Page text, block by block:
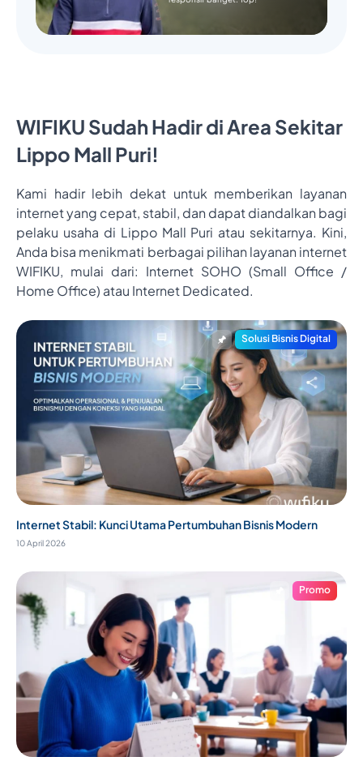
WIFIKU Sudah Hadir di Area Sekitar
Lippo Mall Puri!
Kami hadir lebih dekat untuk memberikan layanan
internet yang cepat, stabil, dan dapat diandalkan bagi
pelaku usaha di Lippo Mall Puri atau sekitarnya. Kini,
Anda bisa menikmati berbagai pilihan layanan internet
WIFIKU, mulai dari: Internet SOHO (Small Office /
Home Office) atau Internet Dedicated.
Solusi Bisnis Digital
Internet Stabil: Kunci Utama Pertumbuhan Bisnis Modern
10 April 2026
Promo